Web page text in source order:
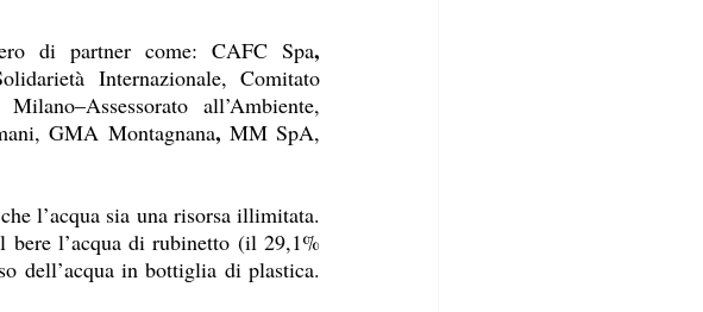
di partner come: CAFC Spa
Internazionale, Comitato
all’Ambiente,
GMA Montagnana, MM SpA,
l’acqua sia una risorsa illimitata.
bere l’acqua di rubinetto (il 29,1%
dell’acqua in bottiglia di plastica.